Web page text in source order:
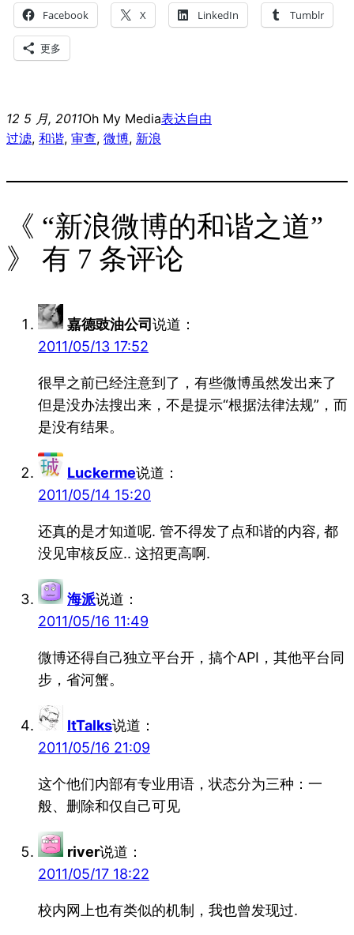
Facebook X LinkedIn Tumblr
更多
12 5 月, 2011Oh My Media表达自由
过滤, 和谐, 审查, 微博, 新浪
《 “新浪微博的和谐之道”
》 有 7 条评论
嘉德豉油公司说道：
2011/05/13 17:52
很早之前已经注意到了，有些微博虽然发出来了
但是没办法搜出来，不是提示“根据法律法规”，而
是没有结果。
Luckerme说道：
2011/05/14 15:20
还真的是才知道呢. 管不得发了点和谐的内容, 都
没见审核反应.. 这招更高啊.
海派说道：
2011/05/16 11:49
微博还得自己独立平台开，搞个API，其他平台同
步，省河蟹。
ItTalks说道：
2011/05/16 21:09
这个他们内部有专业用语，状态分为三种：一
般、删除和仅自己可见
river说道：
2011/05/17 18:22
校内网上也有类似的机制，我也曾发现过.